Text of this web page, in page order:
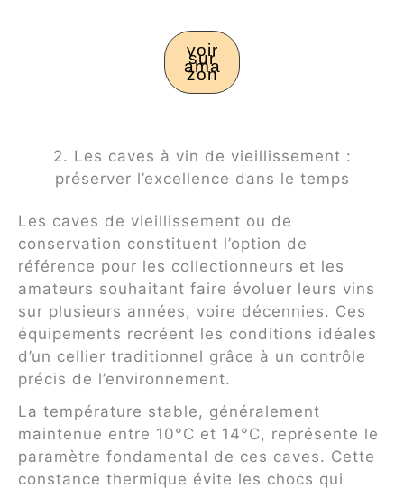
voir
sur
ama
zon
2. Les caves à vin de vieillissement :
préserver l’excellence dans le temps
Les caves de vieillissement ou de
conservation constituent l’option de
référence pour les collectionneurs et les
amateurs souhaitant faire évoluer leurs vins
sur plusieurs années, voire décennies. Ces
équipements recréent les conditions idéales
d’un cellier traditionnel grâce à un contrôle
précis de l’environnement.
La température stable, généralement
maintenue entre 10°C et 14°C, représente le
paramètre fondamental de ces caves. Cette
constance thermique évite les chocs qui